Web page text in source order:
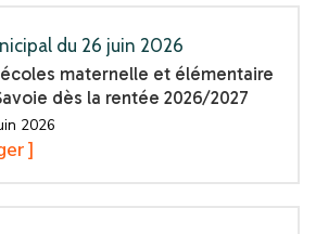
du 26 juin 2026
maternelle et élémentaire
dès la rentée 2026/2027
2026
]